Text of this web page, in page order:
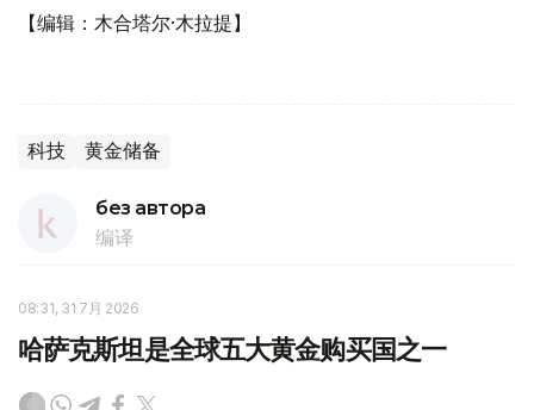
【编辑：木合塔尔·木拉提】
科技 黄金储备
без автора
编译
08:31, 31 7月 2026
哈萨克斯坦是全球五大黄金购买国之一